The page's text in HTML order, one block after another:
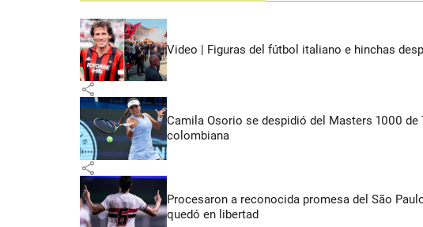
Video | Figuras del fútbol italiano e hinchas
share
Camila Osorio se despidió del Masters 1000
colombiana
share
Procesaron a reconocida promesa del São
quedó en libertad